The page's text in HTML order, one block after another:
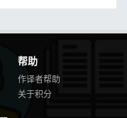
帮助
作译者帮助
关于积分